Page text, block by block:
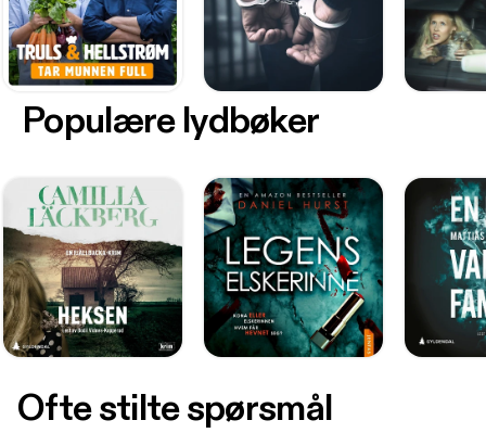
Populære lydbøker
Ofte stilte spørsmål